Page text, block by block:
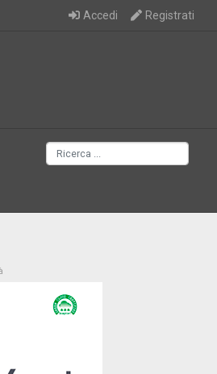
Accedi Registrati